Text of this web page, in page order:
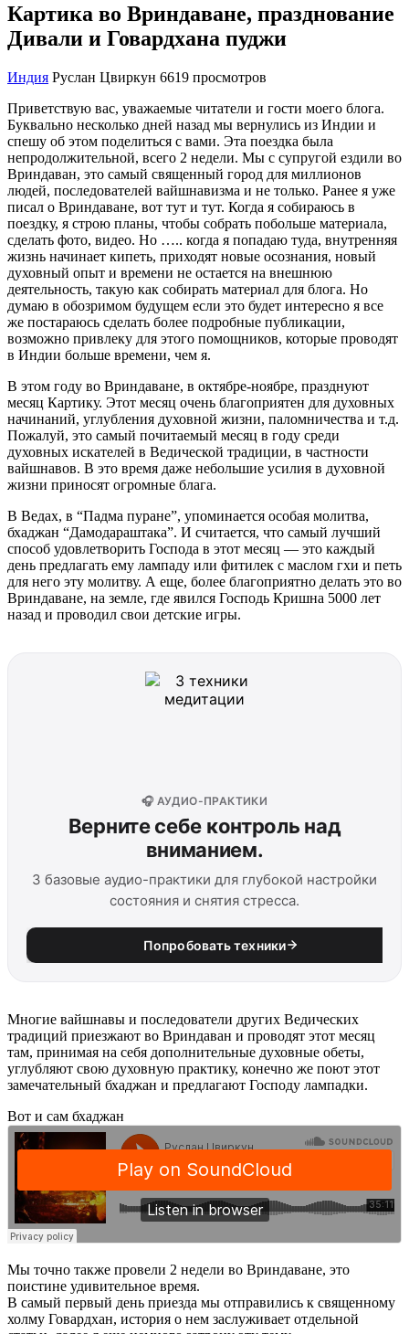
Картика во Вриндаване, празднование
Дивали и Говардхана пуджи
Индия Руслан Цвиркун 6619 просмотров
Приветствую вас, уважаемые читатели и гости моего блога.
Буквально несколько дней назад мы вернулись из Индии и
спешу об этом поделиться с вами. Эта поездка была
непродолжительной, всего 2 недели. Мы с супругой ездили во
Вриндаван, это самый священный город для миллионов
людей, последователей вайшнавизма и не только. Ранее я уже
писал о Вриндаване, вот тут и тут. Когда я собираюсь в
поездку, я строю планы, чтобы собрать побольше материала,
сделать фото, видео. Но ….. когда я попадаю туда, внутренняя
жизнь начинает кипеть, приходят новые осознания, новый
духовный опыт и времени не остается на внешнюю
деятельность, такую как собирать материал для блога. Но
думаю в обозримом будущем если это будет интересно я все
же постараюсь сделать более подробные публикации,
возможно привлеку для этого помощников, которые проводят
в Индии больше времени, чем я.
В этом году во Вриндаване, в октябре-ноябре, празднуют
месяц Картику. Этот месяц очень благоприятен для духовных
начинаний, углубления духовной жизни, паломничества и т.д.
Пожалуй, это самый почитаемый месяц в году среди
духовных искателей в Ведической традиции, в частности
вайшнавов. В это время даже небольшие усилия в духовной
жизни приносят огромные блага.
В Ведах, в “Падма пуране”, упоминается особая молитва,
бхаджан “Дамодараштака”. И считается, что самый лучший
способ удовлетворить Господа в этот месяц — это каждый
день предлагать ему лампаду или фитилек с маслом гхи и петь
для него эту молитву. А еще, более благоприятно делать это во
Вриндаване, на земле, где явился Господь Кришна 5000 лет
назад и проводил свои детские игры.
🎧 АУДИО-ПРАКТИКИ
Верните себе контроль над
вниманием.
3 базовые аудио-практики для глубокой настройки
состояния и снятия стресса.
Попробовать техники
Многие вайшнавы и последователи других Ведических
традиций приезжают во Вриндаван и проводят этот месяц
там, принимая на себя дополнительные духовные обеты,
углубляют свою духовную практику, конечно же поют этот
замечательный бхаджан и предлагают Господу лампадки.
Вот и сам бхаджан
Мы точно также провели 2 недели во Вриндаване, это
поистине удивительное время.
В самый первый день приезда мы отправились к священному
холму Говардхан, история о нем заслуживает отдельной